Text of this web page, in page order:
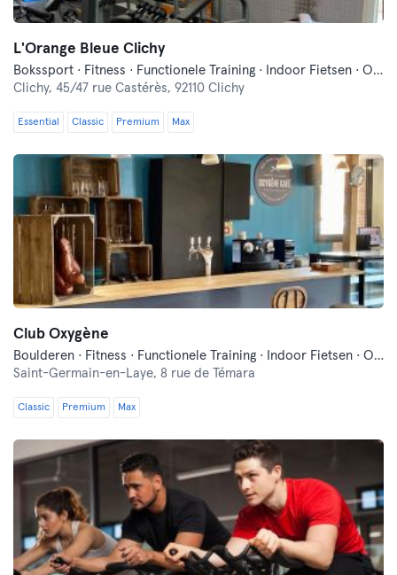
L'Orange Bleue Clichy
Bokssport · Fitness · Functionele Training · Indoor Fietsen · Ontspanning
Clichy, 45/47 rue Castérès, 92110 Clichy
Essential Classic Premium Max
Club Oxygène
Boulderen · Fitness · Functionele Training · Indoor Fietsen · Ontspanning · Pilates · Yoga
Saint-Germain-en-Laye, 8 rue de Témara
Classic Premium Max